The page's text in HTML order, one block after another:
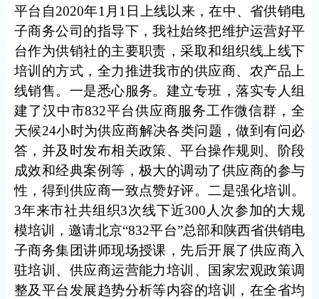
平台自2020年1 月 1 日上线以来，在中、省供销电
子商务公司的指导下，我社始终把维护运营好平
台作为供销社的主要职责，采取和组织线上线下
培训的方式，全力推进我市的供应商、农产品上
线销售。一是悉心服务。建立专班，落实专人组
建了汉中市832平台供应商服务工作微信群，全
天候24小时为供应商解决各类问题，做到有问必
答，并及时发布相关政策、平台操作规则、阶段
成效和经典案例等，极大的调动了供应商的参与
性，得到供应商一致点赞好评。二是强化培训。
3年来市社共组织3次线下近300 人次参加的大规
模培训，邀请北京“832平台”总部和陕西省供销电
子商务集团讲师现场授课，先后开展了供应商入
驻培训、供应商运营能力培训、国家宏观政策调
整及平台发展趋势分析等内容的培训，在全省均